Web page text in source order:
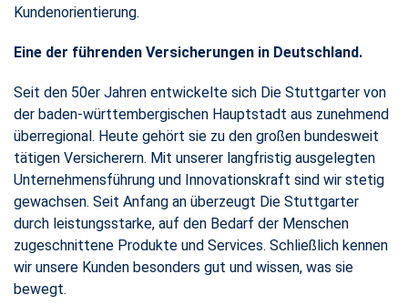
Kundenorientierung.
Eine der führenden Versicherungen in Deutschland.
Seit den 50er Jahren entwickelte sich Die Stuttgarter von
der baden-württembergischen Hauptstadt aus zunehmend
überregional. Heute gehört sie zu den großen bundesweit
tätigen Versicherern. Mit unserer langfristig ausgelegten
Unternehmensführung und Innovationskraft sind wir stetig
gewachsen. Seit Anfang an überzeugt Die Stuttgarter
durch leistungsstarke, auf den Bedarf der Menschen
zugeschnittene Produkte und Services. Schließlich kennen
wir unsere Kunden besonders gut und wissen, was sie
bewegt.